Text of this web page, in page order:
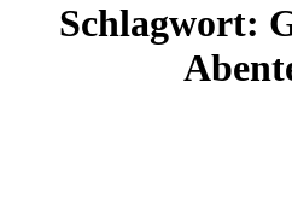
Schlagwort: